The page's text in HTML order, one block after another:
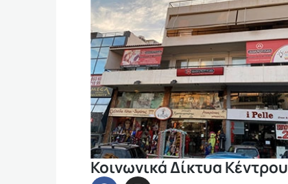
Κοινωνικά Δίκτυα Κέντρου